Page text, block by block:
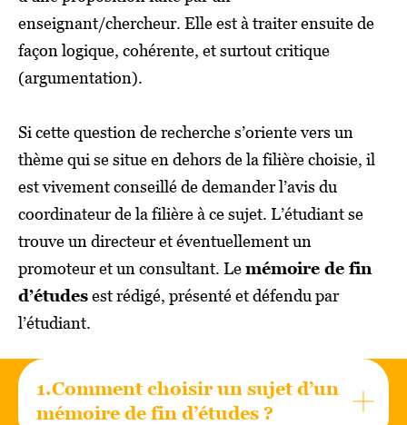
enseignant/chercheur. Elle est à traiter ensuite de
façon logique, cohérente, et surtout critique
(argumentation).
Si cette question de recherche s’oriente vers un
thème qui se situe en dehors de la filière choisie, il
est vivement conseillé de demander l’avis du
coordinateur de la filière à ce sujet. L’étudiant se
trouve un directeur et éventuellement un
promoteur et un consultant. Lemémoire de fin
d’étudesest rédigé, présenté et défendu par
l’étudiant.
1.Comment choisir un sujet d’un
mémoire de fin d’études ?